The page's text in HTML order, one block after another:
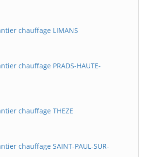
chauffage LIMANS
chauffage PRADS-HAUTE-
chauffage THEZE
chauffage SAINT-PAUL-SUR-